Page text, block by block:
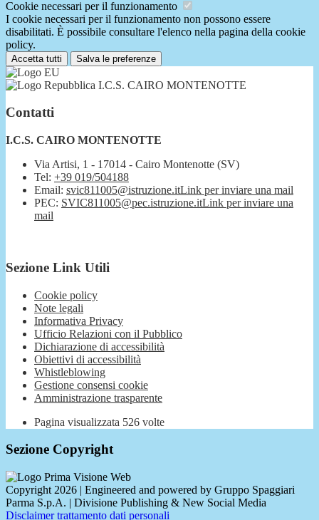
Cookie necessari per il funzionamento
I cookie necessari per il funzionamento non possono essere
disabilitati. È possibile consultare l'elenco nella pagina della cookie
policy.
Accetta tutti Salva le preferenze
I.C.S. CAIRO MONTENOTTE
Contatti
I.C.S. CAIRO MONTENOTTE
Via Artisi, 1 - 17014 - Cairo Montenotte (SV)
Tel: +39 019/504188
Email: svic811005@istruzione.itLink per inviare una mail
PEC: SVIC811005@pec.istruzione.itLink per inviare una
mail
Sezione Link Utili
Cookie policy
Note legali
Informativa Privacy
Ufficio Relazioni con il Pubblico
Dichiarazione di accessibilità
Obiettivi di accessibilità
Whistleblowing
Gestione consensi cookie
Amministrazione trasparente
Pagina visualizzata 526 volte
Sezione Copyright
Copyright 2026 | Engineered and powered by Gruppo Spaggiari
Parma S.p.A. | Divisione Publishing & New Social Media
Disclaimer trattamento dati personali